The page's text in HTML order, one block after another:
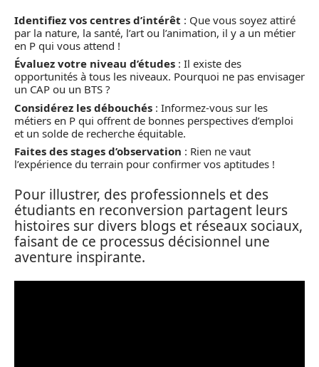
Identifiez vos centres d’intérêt : Que vous soyez attiré
par la nature, la santé, l’art ou l’animation, il y a un métier
en P qui vous attend !
Évaluez votre niveau d’études : Il existe des
opportunités à tous les niveaux. Pourquoi ne pas envisager
un CAP ou un BTS ?
Considérez les débouchés : Informez-vous sur les
métiers en P qui offrent de bonnes perspectives d’emploi
et un solde de recherche équitable.
Faites des stages d’observation : Rien ne vaut
l’expérience du terrain pour confirmer vos aptitudes !
Pour illustrer, des professionnels et des
étudiants en reconversion partagent leurs
histoires sur divers blogs et réseaux sociaux,
faisant de ce processus décisionnel une
aventure inspirante.